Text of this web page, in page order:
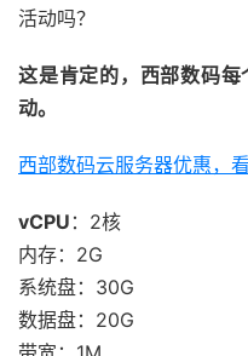
活动吗？
这是肯定的，西部数码
动。
西部数码云服务器优惠，
vCPU ：2核
内存：2G
系统盘：30G
数据盘：20G